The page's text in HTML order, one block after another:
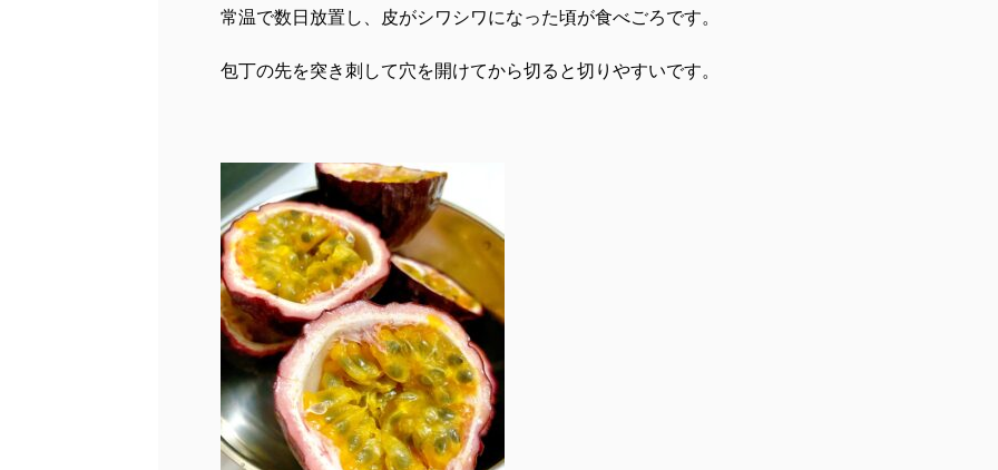
常温で数日放置し、皮がシワシワになった頃が食べごろです。
包丁の先を突き刺して穴を開けてから切ると切りやすいです。